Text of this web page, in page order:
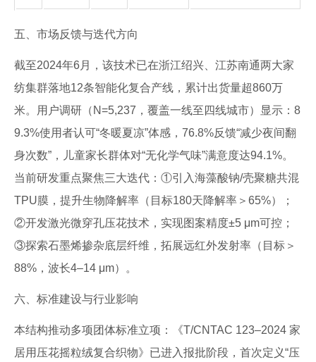
五、市场反馈与迭代方向
截至2024年6月，该技术已在浙江绍兴、江苏南通两大家
纺集群落地12条智能化复合产线，累计出货量超860万
米。用户调研（N=5,237，覆盖一线至四线城市）显示：8
9.3%使用者认可“冬暖夏凉”体感，76.8%反馈“减少夜间翻
身次数”，儿童家长群体对“无化学气味”满意度达94.1%。
当前研发重点聚焦三大迭代：①引入海藻酸钠/壳聚糖共混
TPU膜，提升生物降解率（目标180天降解率＞65%）；
②开发激光微穿孔压花技术，实现图案精度±5 μm可控；
③探索石墨烯掺杂底层纤维，拓展远红外发射率（目标＞
88%，波长4–14 μm）。
六、标准建设与行业影响
本结构推动多项团体标准立项：《T/CNTAC 123–2024 家
居用压花摇粒绒复合织物》已进入报批阶段，首次定义“压